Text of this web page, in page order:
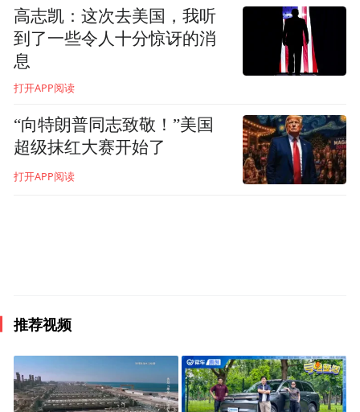
制之下，十多艘油轮在该海峡被炮弹击中。
而对于石油供应问题，特朗普政府显得较为
乐观。美国能源部长克里斯·赖特在美国袭击
伊朗前不久告诉美国消费者新闻与商业频道
（CNBC），“当前全球石油供应充足，我认
为这让特朗普总统在地缘政治行动上拥有更
治风险保险和资金担保。但他未透露更多细
节。
尽管休斯敦金融服务公司皮克林能源合伙公
高志凯：这次去美国，我听
到了一些令人十分惊讶的消
息
打开APP阅读
“向特朗普同志致敬！”美国
超级抹红大赛开始了
打开APP阅读
推荐视频